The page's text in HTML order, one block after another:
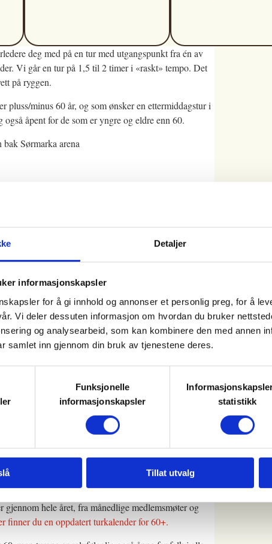
Detaljer
informasjonskapsler
for å gi innhold og annonser et personlig preg, for å
Vi deler dessuten informasjon om hvordan du bruker
og analysearbeid, som kan kombinere den med annen
samlet inn gjennom din bruk av tjenestene deres.
Funksjonelle
informasjonskapsler
statistikk
Tillat utvalg
deg med på en tur med utgangspunkt fra én av
Vi går en tur på 1,5 til 2 timer i «raskt» tempo. Det
på ryggen.
pluss/minus 60 år, og som ønsker en ettermiddagstur i
åpent for de som er yngre og eldre enn 60.
Sørmarka arena
nett, men husk vipps-betaling dersom du ikke er
medlemmer.Betales på VIPPS #750011
godt fottøy.
anbefaler vi deg å stikke innom vårttursenter.
for de som ikke er medlemmer. Vi oppfordrer alle til
med å få flere ut på tur.
bekrefter du at du har lest og aksepterer vilkårene som
En svært aktiv gjeng med frivillige
gjennom hele året, fra månedlige medlemsmøter og
finner du en oppdatert turkalender for 60+.